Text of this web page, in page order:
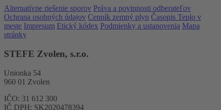
Alternatívne riešenie sporov Práva a povinnosti odberateľov
Ochrana osobných údajov Cenník zemný plyn Časopis Teplo v
meste Impresum Etický kódex Podmienky a ustanovenia Mapa
stránky
STEFE Zvolen, s.r.o.
Unionka 54
960 01 Zvolen
IČO: 31 612 300
IČ DPH: SK2020478394